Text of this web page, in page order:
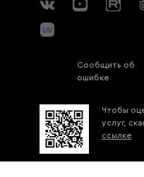
Сообщить об
ошибке
Чтобы
услуг,
ссылке